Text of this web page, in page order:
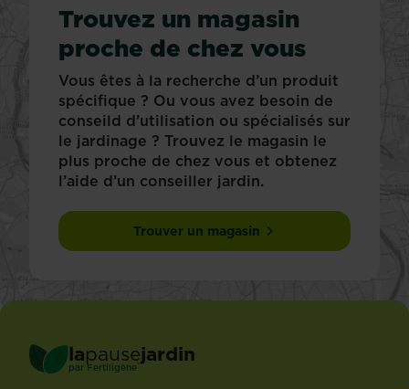
Trouvez un magasin
proche de chez vous
Vous êtes à la recherche d’un produit
spécifique ? Ou vous avez besoin de
conseild d’utilisation ou spécialisés sur
le jardinage ? Trouvez le magasin le
plus proche de chez vous et obtenez
l’aide d’un conseiller jardin.
Trouver un magasin
lapausejardin
par Fertiligène ®